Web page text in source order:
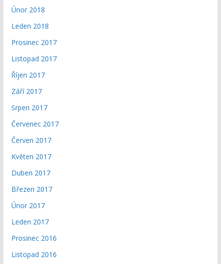
Únor 2018
Leden 2018
Prosinec 2017
Listopad 2017
Říjen 2017
Září 2017
Srpen 2017
Červenec 2017
Červen 2017
Květen 2017
Duben 2017
Březen 2017
Únor 2017
Leden 2017
Prosinec 2016
Listopad 2016